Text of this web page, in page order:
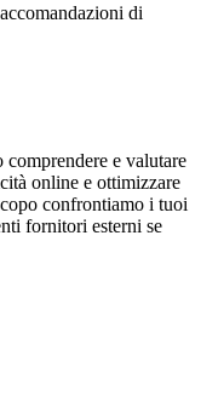
di
e valutare
online e ottimizzare
confrontiamo i tuoi
fornitori esterni se